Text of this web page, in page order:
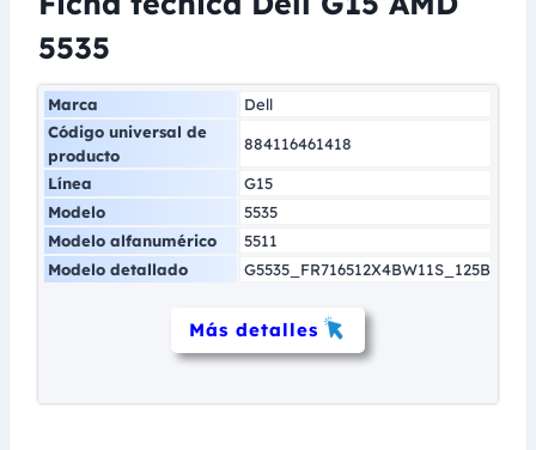
5535
Marca
Dell
Código universal de
producto
884116461418
Línea
G15
Modelo
5535
Modelo alfanumérico
5511
Modelo detallado
G5535_FR716512X4BW11S_125B
Más detalles